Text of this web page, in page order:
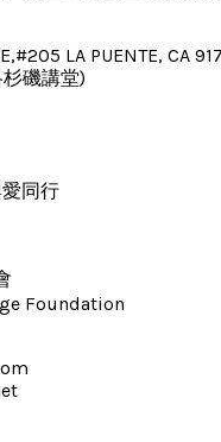
LA PUENTE, CA
磯講堂)
同行
Foundation